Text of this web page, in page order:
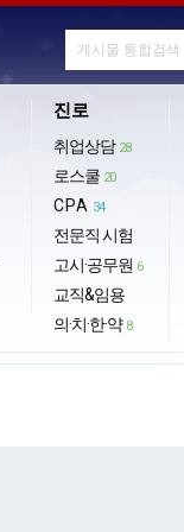
진로
취업상담 28
로스쿨 20
CPA 34
전문직 시험
고시·공무원 6
교직&임용
의·치·한·약 8